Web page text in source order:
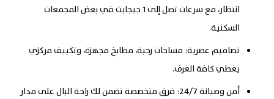
انتظار، مع سرعات تصل إلى 1 جيجابت في بعض المجمعات
السكنية.
تصاميم عصرية: مساحات رحبة، مطابخ مجهزة، وتكييف مركزي
يغطي كافة الغرف.
أمن وصيانة 24/7: فرق متخصصة تضمن لك راحة البال على مدار